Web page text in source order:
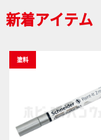
新着アイテム
塗料